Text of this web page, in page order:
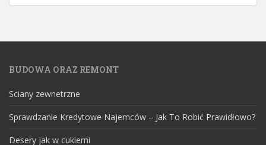
BUDOWA ORAZ REMONT
Sciany zewnetrzne
Sprawdzanie Kredytowe Najemców – Jak To Robić Prawidłowo?
Desery jak w cukierni